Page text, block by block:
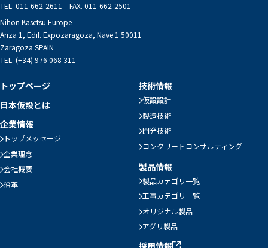
TEL. 011-662-2611 FAX. 011-662-2501
Nihon Kasetsu Europe
Ariza 1, Edif. Expozaragoza, Nave 1 50011
Zaragoza SPAIN
TEL. (+34) 976 068 311
トップページ
日本仮設とは
企業情報
トップメッセージ
企業理念
会社概要
沿革
技術情報
仮設設計
製造技術
開発技術
コンクリートコンサルティング
製品情報
製品カテゴリ一覧
工事カテゴリ一覧
オリジナル製品
アグリ製品